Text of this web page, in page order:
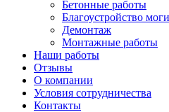
Бетонные работы
Благоустройство
Демонтаж
Монтажные работы
Наши работы
Отзывы
О компании
Условия сотрудничества
Контакты